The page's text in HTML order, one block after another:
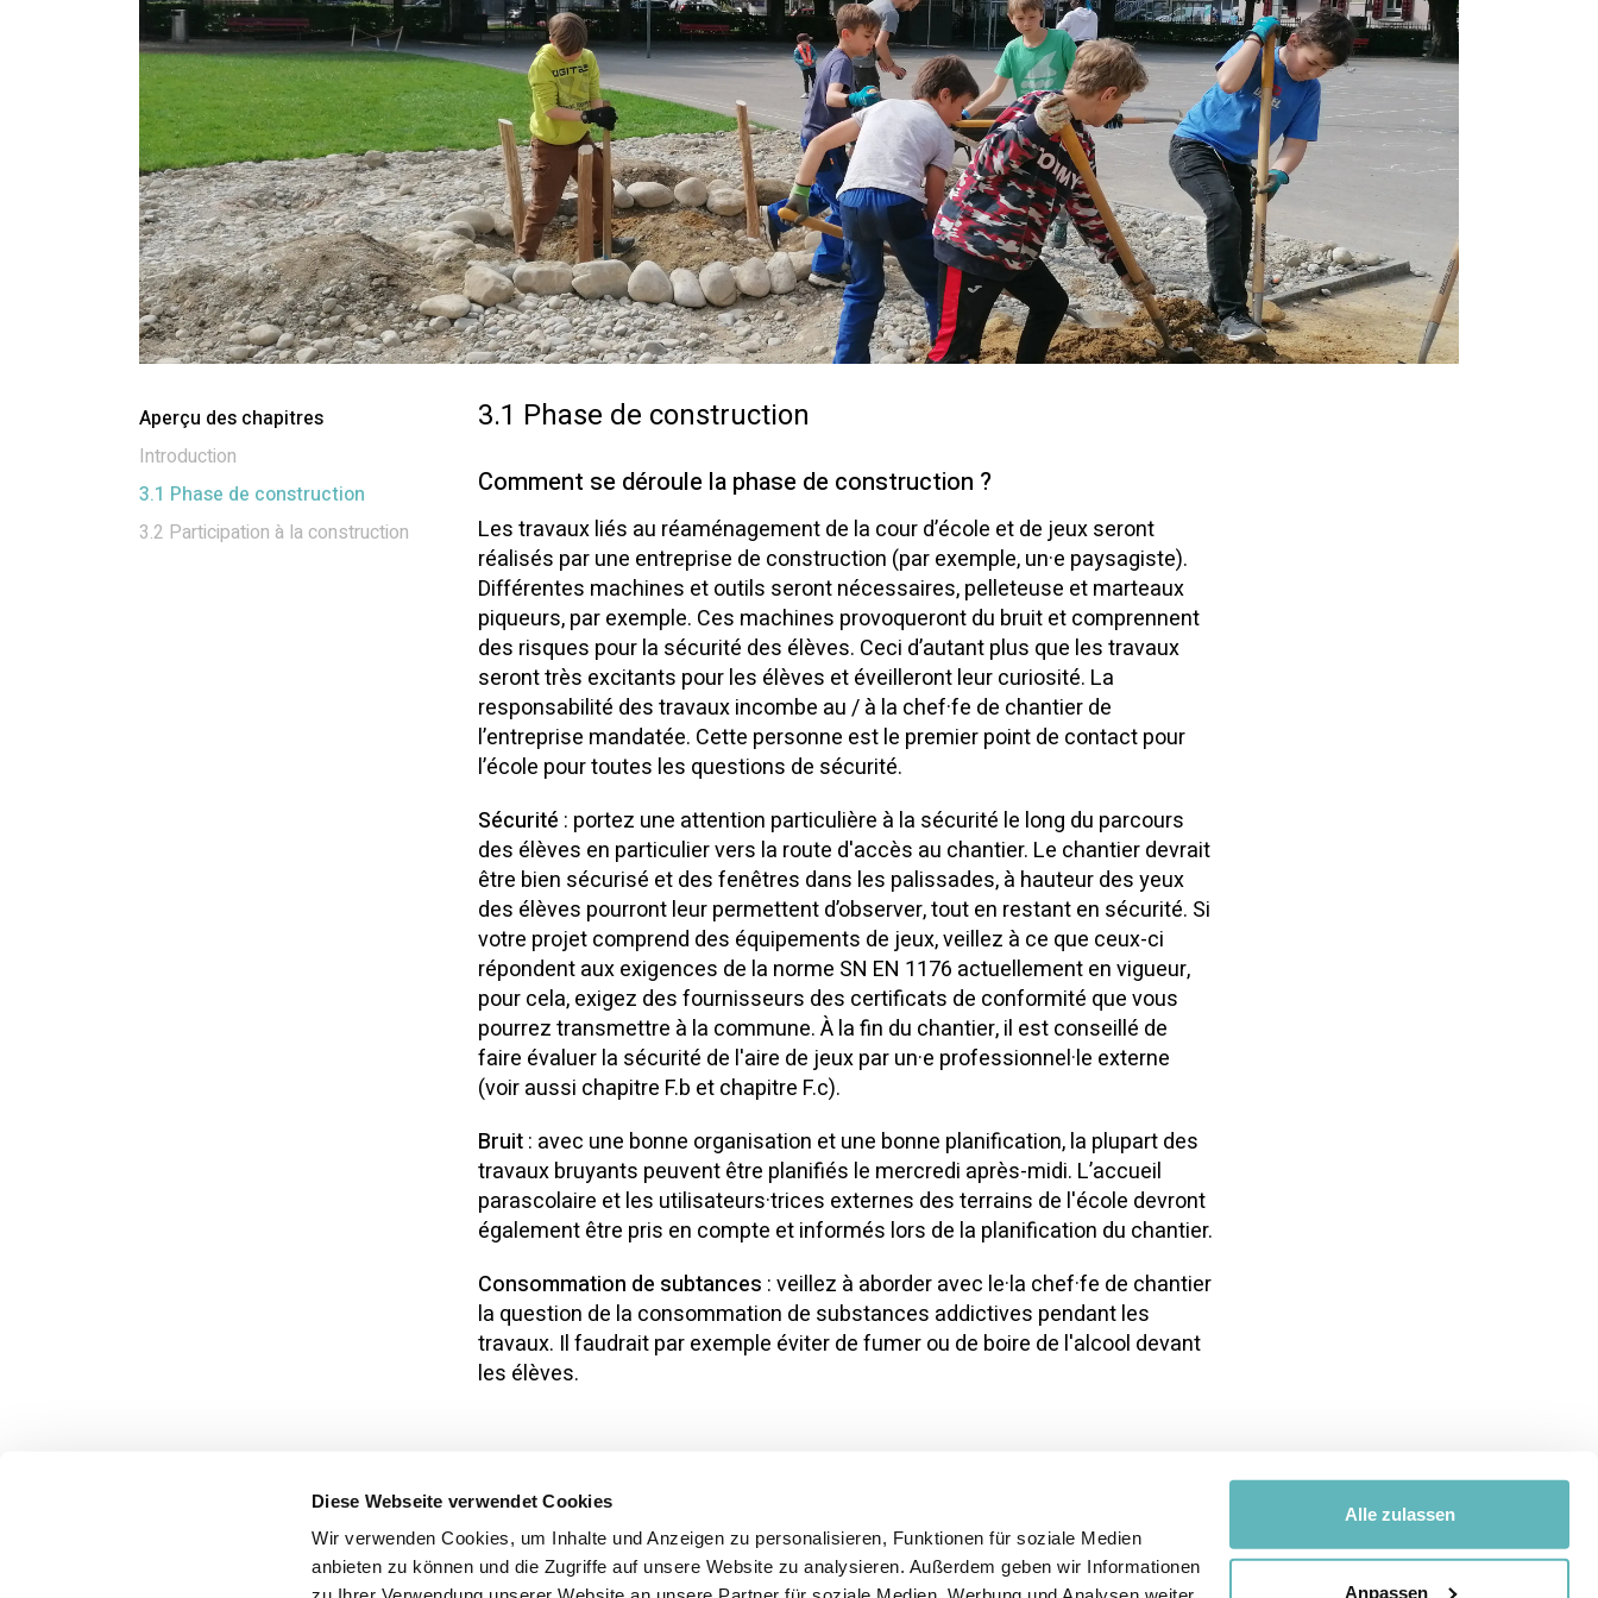
Diese Webseite verwendet Cookies
Wir verwenden Cookies, um Inhalte und Anzeigen zu personalisieren, Funktionen für soziale Medien
anbieten zu können und die Zugriffe auf unsere Website zu analysieren. Außerdem geben wir Informationen
Alle zulassen
Anpassen
Aperçu des chapitres
Introduction
3.1 Phase de construction
3.2 Participation à la construction
3.1 Phase de construction
Comment se déroule la phase de construction ?
Les travaux liés au réaménagement de la cour d’école et de jeux seront
réalisés par une entreprise de construction (par exemple, un·e paysagiste).
Différentes machines et outils seront nécessaires, pelleteuse et marteaux
piqueurs, par exemple. Ces machines provoqueront du bruit et comprennent
des risques pour la sécurité des élèves. Ceci d’autant plus que les travaux
seront très excitants pour les élèves et éveilleront leur curiosité. La
responsabilité des travaux incombe au / à la chef·fe de chantier de
l’entreprise mandatée. Cette personne est le premier point de contact pour
l’école pour toutes les questions de sécurité.
Sécurité : portez une attention particulière à la sécurité le long du parcours
des élèves en particulier vers la route d'accès au chantier. Le chantier devrait
être bien sécurisé et des fenêtres dans les palissades, à hauteur des yeux
des élèves pourront leur permettent d’observer, tout en restant en sécurité. Si
votre projet comprend des équipements de jeux, veillez à ce que ceux-ci
répondent aux exigences de la norme SN EN 1176 actuellement en vigueur,
pour cela, exigez des fournisseurs des certificats de conformité que vous
pourrez transmettre à la commune. À la fin du chantier, il est conseillé de
faire évaluer la sécurité de l'aire de jeux par un·e professionnel·le externe
(voir aussi chapitre F.b et chapitre F.c).
Bruit: avec une bonne organisation et une bonne planification, la plupart des
travaux bruyants peuvent être planifiés le mercredi après-midi. L’accueil
parascolaire et les utilisateurs·trices externes des terrains de l'école devront
également être pris en compte et informés lors de la planification du chantier.
Consommation de subtances : veillez à aborder avec le·la chef·fe de chantier
la question de la consommation de substances addictives pendant les
travaux. Il faudrait par exemple éviter de fumer ou de boire de l'alcool devant
les élèves.